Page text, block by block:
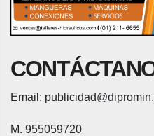
Email:
M. 955059720